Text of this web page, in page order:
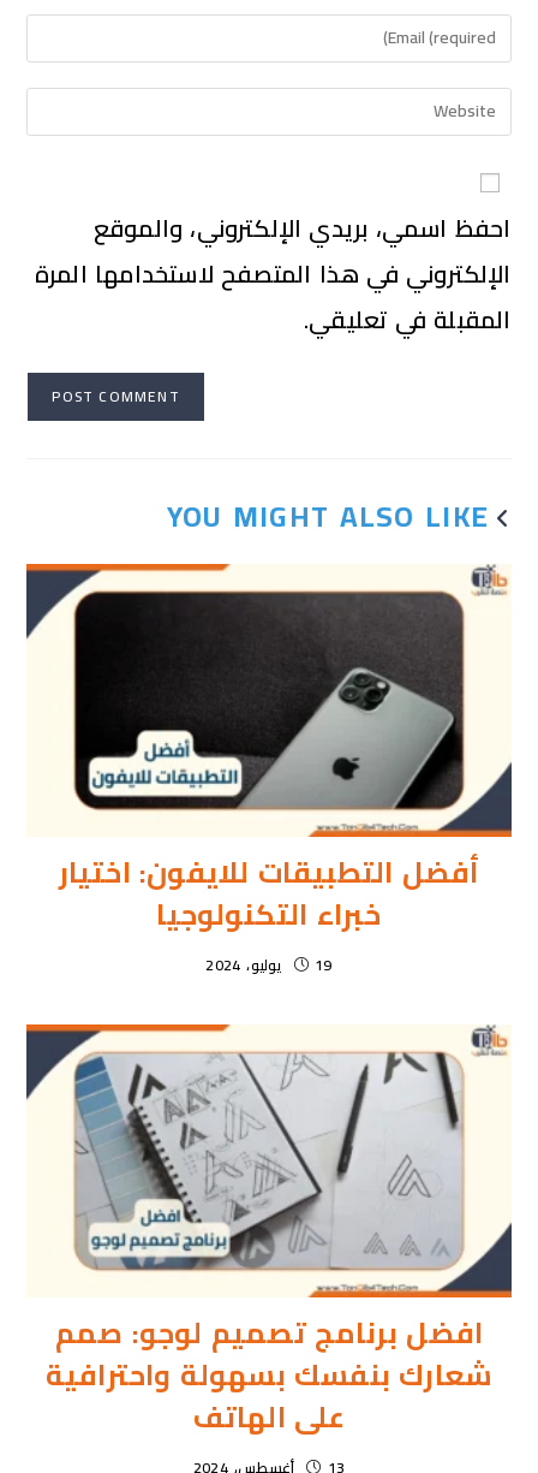
احفظ اسمي، بريدي الإلكتروني، والموقع
الإلكتروني في هذا المتصفح لاستخدامها المرة
المقبلة في تعليقي.
YOU MIGHT ALSO LIKE
أفضل التطبيقات للايفون: اختيار
خبراء التكنولوجيا
19 يوليو، 2024
افضل برنامج تصميم لوجو: صمم
شعارك بنفسك بسهولة واحترافية
على الهاتف